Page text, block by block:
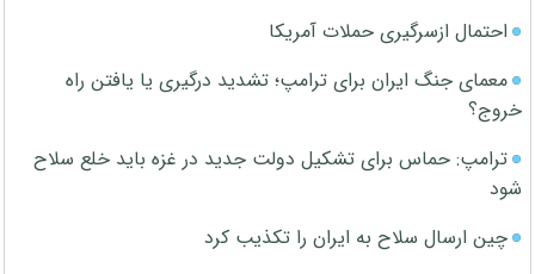
احتمال ازسرگیری حملات آمریکا
معمای جنگ ایران برای ترامپ؛ تشدید درگیری یا یافتن راه
خروج؟
ترامپ: حماس برای تشکیل دولت جدید در غزه باید خلع سلاح
شود
چین ارسال سلاح به ایران را تکذیب کرد